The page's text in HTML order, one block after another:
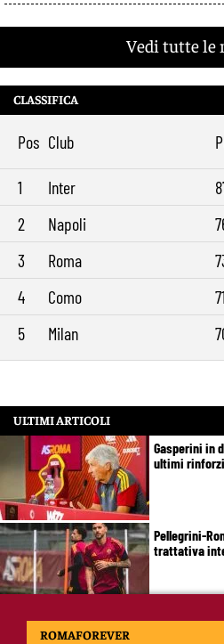
Vedi tutte le
CLASSIFICA
Pos Club
1 Inter
2
Napoli
3
Roma
4
Como
71
5
Milan
ULTIMI ARTICOLI
Gasperini in
ultimi
Pellegrini-
trattativa
Nuova
ROMAFOREVER